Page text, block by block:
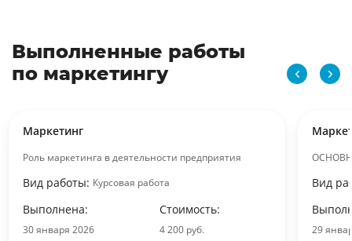
Выполненные работы
по маркетингу
Маркетинг
Роль маркетинга в деятельности предприятия
Вид работы: Курсовая работа
Выполнена:
30 января 2026
Стоимость:
4 200 руб.
Вид
29